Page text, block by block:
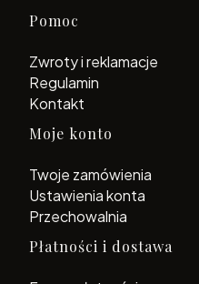
Linki w stopce
Pomoc
Zwroty i reklamacje
Regulamin
Kontakt
Moje konto
Twoje zamówienia
Ustawienia konta
Przechowalnia
Płatności i dostawa